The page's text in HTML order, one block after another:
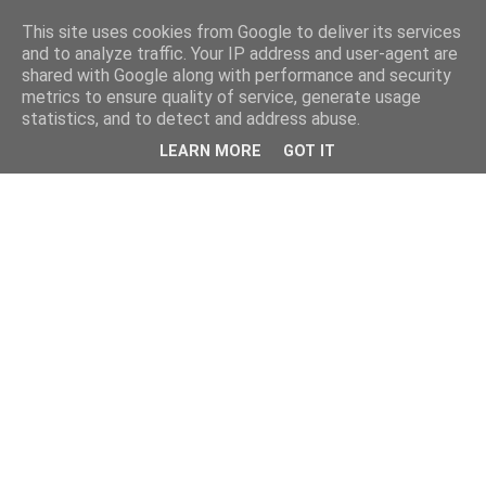
This site uses cookies from Google to deliver its services
and to analyze traffic. Your IP address and user-agent are
shared with Google along with performance and security
metrics to ensure quality of service, generate usage
statistics, and to detect and address abuse.
LEARN MORE GOT IT